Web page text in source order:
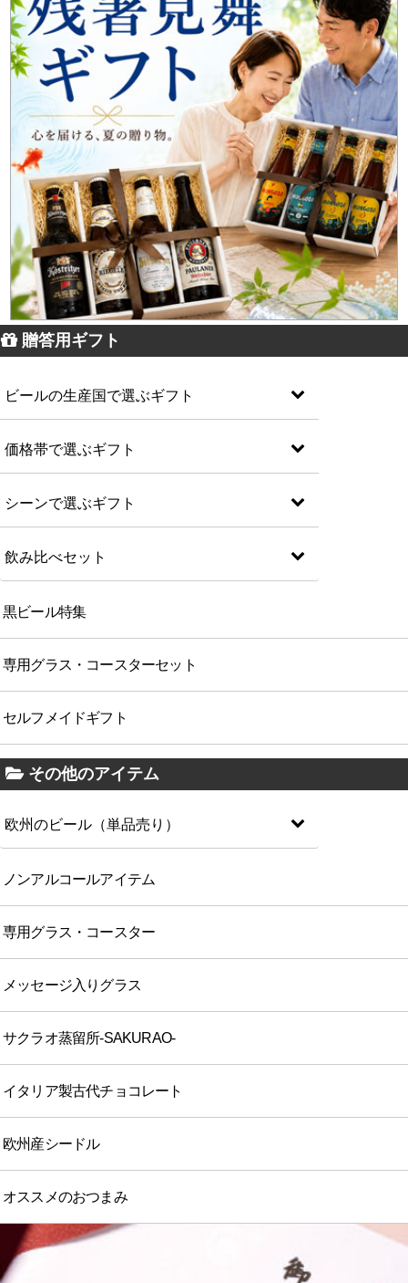
贈答用ギフト
ビールの生産国で選ぶギフト
価格帯で選ぶギフト
シーンで選ぶギフト
飲み比べセット
黒ビール特集
専用グラス・コースターセット
セルフメイドギフト
その他のアイテム
欧州のビール（単品売り）
ノンアルコールアイテム
専用グラス・コースター
メッセージ入りグラス
サクラオ蒸留所-SAKURAO-
イタリア製古代チョコレート
欧州産シードル
オススメのおつまみ